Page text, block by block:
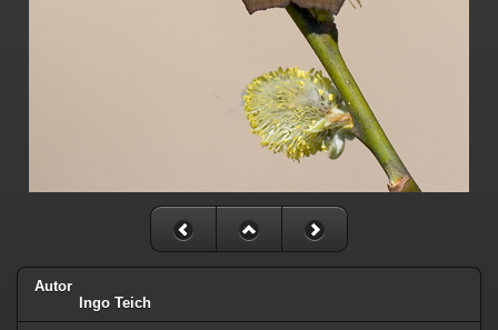
Autor
Ingo Teich